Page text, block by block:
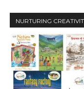
NURTURING